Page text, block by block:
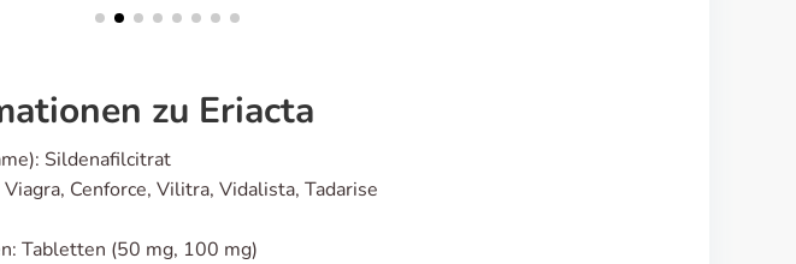
zu Eriacta
Sildenafilcitrat
Cenforce, Vilitra, Vidalista, Tadarise
Tabletten (50 mg, 100 mg)